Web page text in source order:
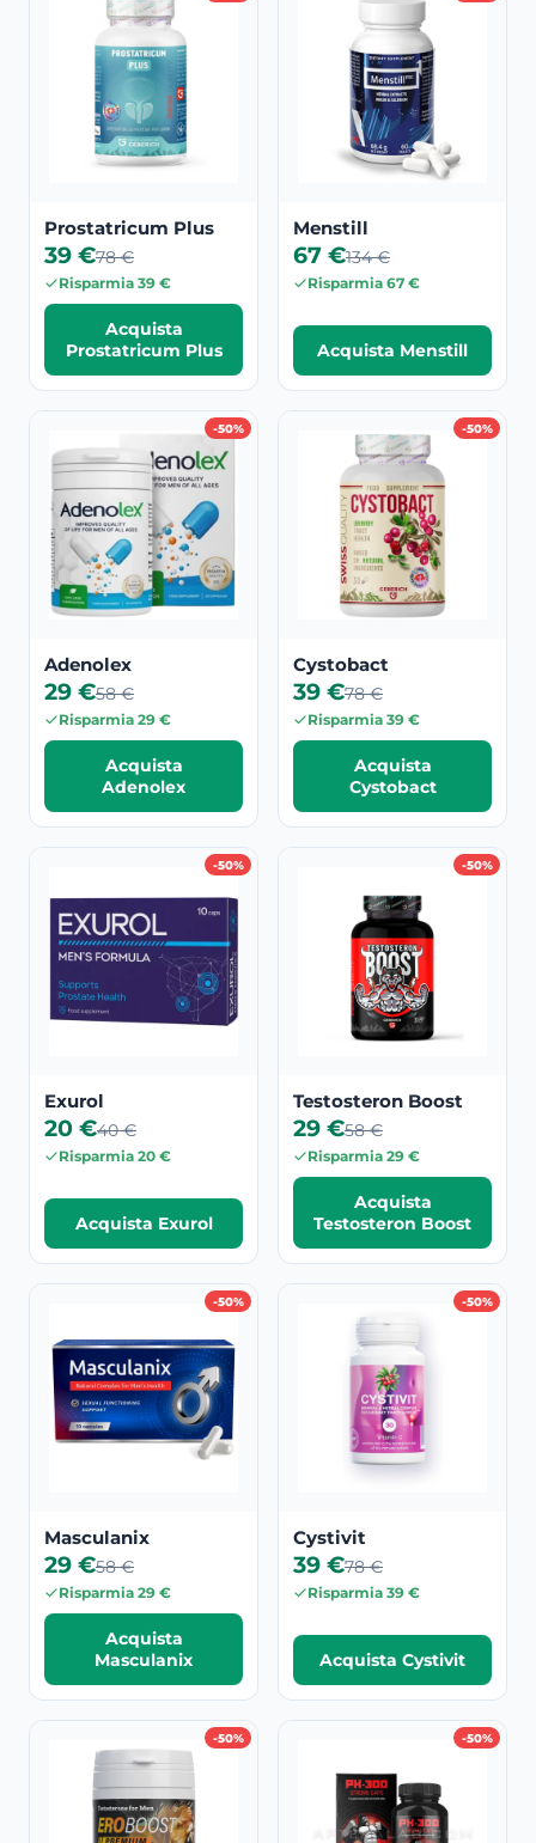
Prostatricum Plus
39 €78 €
Risparmia 39 €
Acquista
Prostatricum Plus
Menstill
67 €134 €
Risparmia 67 €
Acquista Menstill
-50%
Adenolex
29 €58 €
Risparmia 29 €
Acquista
Adenolex
-50%
Cystobact
39 €78 €
Risparmia 39 €
Acquista
Cystobact
-50%
Exurol
20 €40 €
Risparmia 20 €
Acquista Exurol
-50%
Testosteron Boost
29 €58 €
Risparmia 29 €
Acquista
Testosteron Boost
-50%
Masculanix
29 €58 €
Risparmia 29 €
Acquista
Masculanix
-50%
Cystivit
39 €78 €
Risparmia 39 €
Acquista Cystivit
-50% -50%